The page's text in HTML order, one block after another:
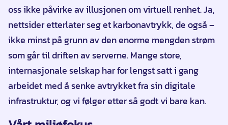
oss ikke påvirke av illusjonen om virtuell renhet. Ja,
nettsider etterlater seg et karbonavtrykk, de også –
ikke minst på grunn av den enorme mengden strøm
som går til driften av serverne. Mange store,
internasjonale selskap har for lengst satt i gang
arbeidet med å senke avtrykket fra sin digitale
infrastruktur, og vi følger etter så godt vi bare kan.